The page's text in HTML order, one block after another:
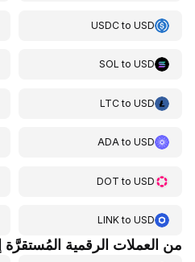
USDCtoUSD
SOL toUSD
LTCtoUSD
ADAtoUSD
DOT toUSD
LINKtoUSD
من العملات الرقمية المُستقرَّة